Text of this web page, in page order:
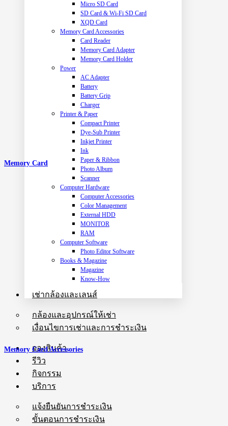
Micro SD Card
SD Card & Wi-Fi SD Card
XQD Card
Memory Card Accessories
Card Reader
Memory Card Adapter
Memory Card Holder
Power
AC Adapter
Battery
Battery Grip
Charger
Printer & Paper
Compact Printer
Dye-Sub Printer
Inkjet Printer
Ink
Paper & Ribbon
Photo Album
Scanner
Computer Hardware
Computer Accessories
Color Management
External HDD
MONITOR
RAM
Computer Software
Photo Editor Software
Books & Magazine
Magazine
Know-How
เช่ากล้องและเลนส์
กล้องและอุปกรณ์ให้เช่า
เงื่อนไขการเช่าและการชำระเงิน
จองสินค้า
รีวิว
กิจกรรม
บริการ
แจ้งยืนยันการชำระเงิน
ขั้นตอนการชำระเงิน
Memory Card
Memory Card Accessories